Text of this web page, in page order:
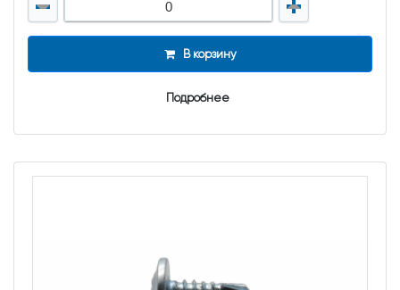
В корзину
Подробнее